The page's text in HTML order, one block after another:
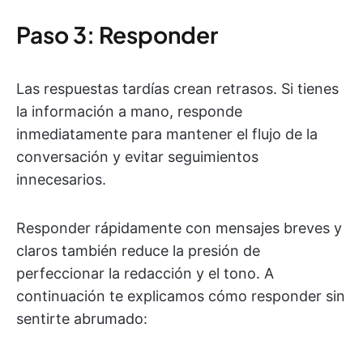
Paso 3: Responder
Las respuestas tardías crean retrasos. Si tienes
la información a mano, responde
inmediatamente para mantener el flujo de la
conversación y evitar seguimientos
innecesarios.
Responder rápidamente con mensajes breves y
claros también reduce la presión de
perfeccionar la redacción y el tono. A
continuación te explicamos cómo responder sin
sentirte abrumado: